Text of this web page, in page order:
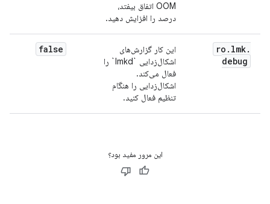
OOM اتفاق بیفتد،
درصد را افزایش دهید.
ro . lmk.
debug
این کار گزارش‌های
اشکال‌زدایی `lmkd` را
فعال می‌کند.
اشکال‌زدایی را هنگام
تنظیم فعال کنید.
false
این مرور مفید بود؟